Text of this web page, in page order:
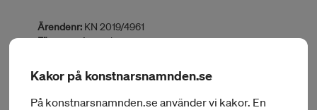
Ärendenr: KN 2019/4961
Förnamn:Amanda
Delområde: Musiker
Hemort:Gustavsberg
Län:
Stockholm
Kakor på konstnarsnamnden.se
På konstnarsnamnden.se använder vi kakor. En